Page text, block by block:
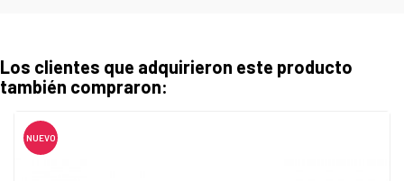
Los clientes que adquirieron este producto
también compraron:
NUEVO